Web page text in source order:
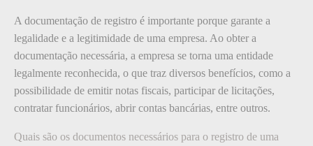
A documentação de registro é importante porque garante a
legalidade e a legitimidade de uma empresa. Ao obter a
documentação necessária, a empresa se torna uma entidade
legalmente reconhecida, o que traz diversos benefícios, como a
possibilidade de emitir notas fiscais, participar de licitações,
contratar funcionários, abrir contas bancárias, entre outros.
Quais são os documentos necessários para o registro de uma